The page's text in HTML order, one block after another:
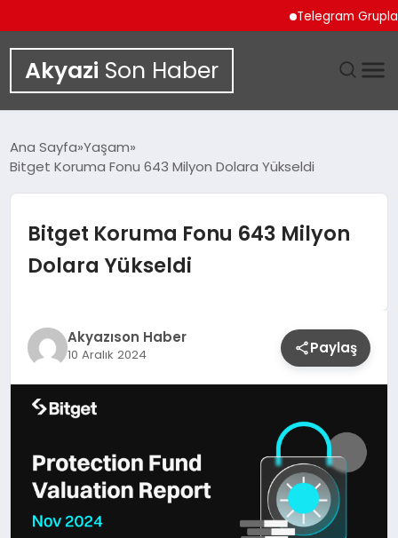
Telegram Grupları
Akyazi Son Haber
SIYASET
DÜNYA
EKONOMI
TEKNOLOJI
YAŞAM
Ana Sayfa Yaşam
Bitget Koruma Fonu 643 Milyon Dolara Yükseldi
Bitget Koruma Fonu 643 Milyon
Dolara Yükseldi
Akyazıson Haber
10 Aralık 2024 Paylaş